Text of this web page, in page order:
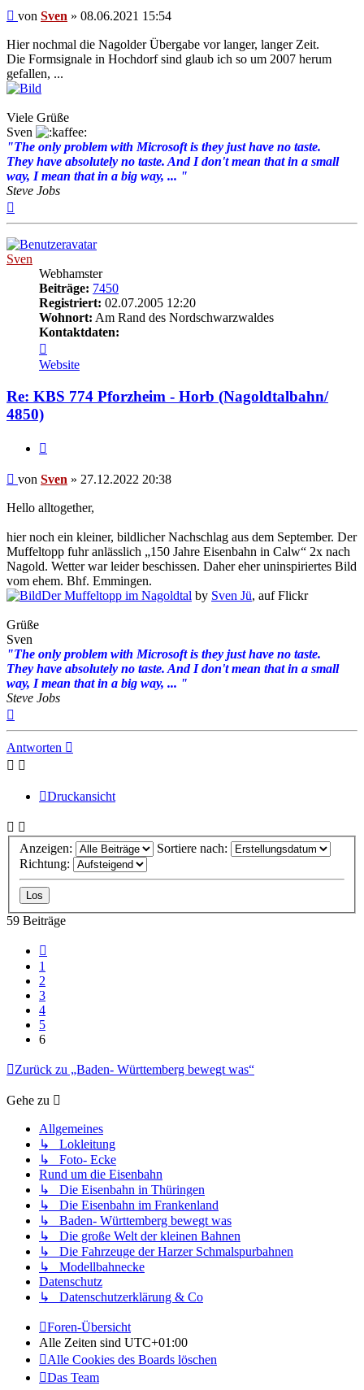
Beitrag
von Sven » 08.06.2021 15:54
Hier nochmal die Nagolder Übergabe vor langer, langer Zeit.
Die Formsignale in Hochdorf sind glaub ich so um 2007 herum
gefallen, ...
Viele Grüße
Sven
"The only problem with Microsoft is they just have no taste.
They have absolutely no taste. And I don't mean that in a small
way, I mean that in a big way, ... "
Steve Jobs
Sven
Webhamster
Beiträge: 7450
Registriert: 02.07.2005 12:20
Wohnort: Am Rand des Nordschwarzwaldes
Kontaktdaten:
von
Sven
Website
Re: KBS 774 Pforzheim - Horb (Nagoldtalbahn/
4850)
Beitrag
von Sven » 27.12.2022 20:38
Hello alltogether,
hier noch ein kleiner, bildlicher Nachschlag aus dem September. Der
Muffeltopp fuhr anlässlich „150 Jahre Eisenbahn in Calw“ 2x nach
Nagold. Wetter war leider beschissen. Daher eher uninspiriertes Bild
vom ehem. Bhf. Emmingen.
Der Muffeltopp im Nagoldtal by Sven Jü, auf Flickr
Grüße
Sven
"The only problem with Microsoft is they just have no taste.
They have absolutely no taste. And I don't mean that in a small
way, I mean that in a big way, ... "
Steve Jobs
Antworten
Druckansicht
Anzeigen:
Sortiere nach:
Richtung:
59 Beiträge
1
2
3
4
5
6
Zurück zu „Baden- Württemberg bewegt was“
Gehe zu
Allgemeines
↳ Lokleitung
↳ Foto- Ecke
Rund um die Eisenbahn
↳ Die Eisenbahn in Thüringen
↳ Die Eisenbahn im Frankenland
↳ Baden- Württemberg bewegt was
↳ Die große Welt der kleinen Bahnen
↳ Die Fahrzeuge der Harzer Schmalspurbahnen
↳ Modellbahnecke
Datenschutz
↳ Datenschutzerklärung & Co
Foren-Übersicht
Alle Zeiten sind UTC+01:00
Alle Cookies des Boards löschen
Das Team